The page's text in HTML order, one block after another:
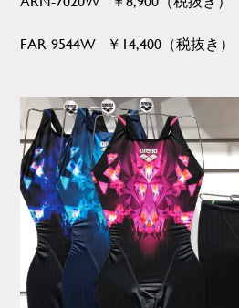
FAR-9544W ￥14,400（税抜き）